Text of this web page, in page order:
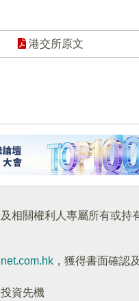
港交所原文
相關權利人專屬所有或持
，獲得書面確認
資先機